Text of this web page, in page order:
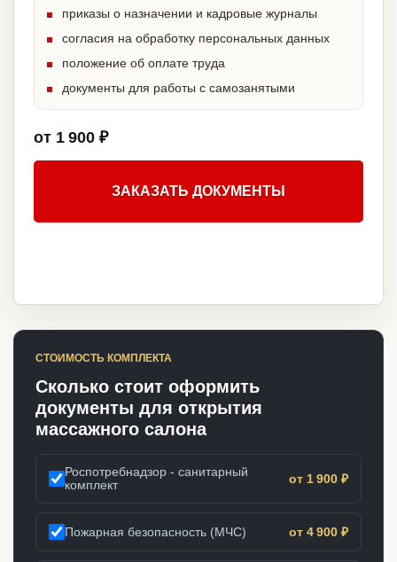
приказы о назначении и кадровые журналы
согласия на обработку персональных данных
положение об оплате труда
документы для работы с самозанятыми
от 1 900 ₽
ЗАКАЗАТЬ ДОКУМЕНТЫ
СТОИМОСТЬ КОМПЛЕКТА
Сколько стоит оформить
документы для открытия
массажного салона
Роспотребнадзор - санитарный
комплект
от 1 900 ₽
Пожарная безопасность (МЧС) от 4 900 ₽